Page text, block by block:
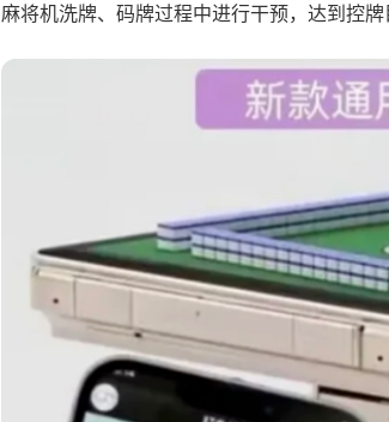
麻将机洗牌、码牌过程中进行干预，达到控牌